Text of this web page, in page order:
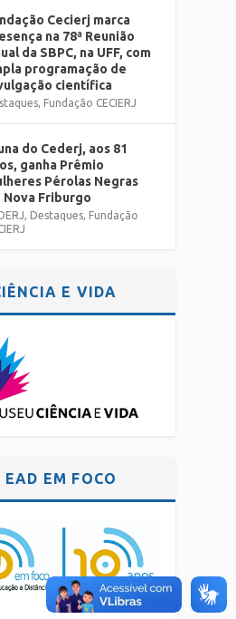
Cecierj marca
na 78ª Reunião
da SBPC, na UFF, com
programação de
científica
, Fundação CECIERJ
do Cederj, aos 81
ganha Prêmio
Pérolas Negras
Nova Friburgo
, Destaques, Fundação
E VIDA
EM FOCO